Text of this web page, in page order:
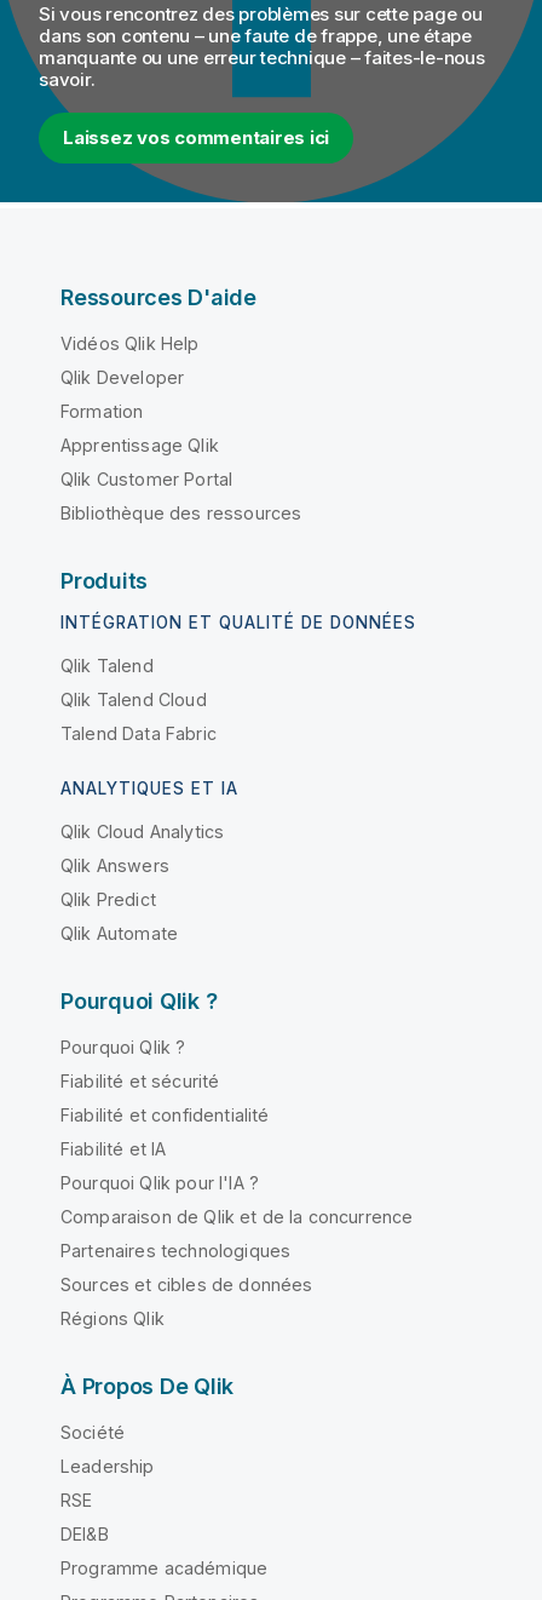
Si vous rencontrez des problèmes sur cette page ou
dans son contenu – une faute de frappe, une étape
manquante ou une erreur technique – faites-le-nous
savoir.
Laissez vos commentaires ici
Ressources D'aide
Vidéos Qlik Help
Qlik Developer
Formation
Apprentissage Qlik
Qlik Customer Portal
Bibliothèque des ressources
Produits
INTÉGRATION ET QUALITÉ DE DONNÉES
Qlik Talend
Qlik Talend Cloud
Talend Data Fabric
ANALYTIQUES ET IA
Qlik Cloud Analytics
Qlik Answers
Qlik Predict
Qlik Automate
Pourquoi Qlik ?
Pourquoi Qlik ?
Fiabilité et sécurité
Fiabilité et confidentialité
Fiabilité et IA
Pourquoi Qlik pour l'IA ?
Comparaison de Qlik et de la concurrence
Partenaires technologiques
Sources et cibles de données
Régions Qlik
À Propos De Qlik
Société
Leadership
RSE
DEI&B
Programme académique